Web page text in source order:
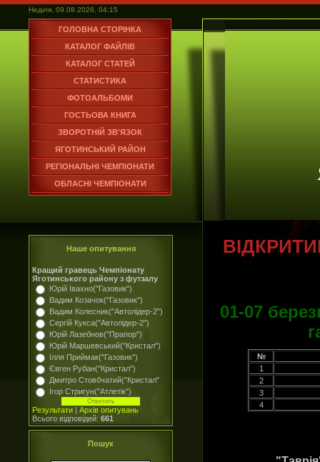
Неділя, 09.08.2026, 04:15
ГОЛОВНА СТОРІНКА
КАТАЛОГ ФАЙЛІВ
КАТАЛОГ СТАТЕЙ
СТАТИСТИКА
ФОТОАЛЬБОМИ
ГОСТЬОВА КНИГА
ЗВОРОТНІЙ ЗВ'ЯЗОК
ЯГОТИНСЬКИЙ РАЙОН
РЕГІОНАЛЬНІ ЧЕМПІОНАТИ
ОБЛАСНІ ЧЕМПІОНАТИ
Наше опитування
Кращий гравець Чемпіонату
Яготинського району з футзалу
Юрій Івахно("Газовик")
Вадим Козачок("Газовик")
Вадим Колесник("Автолідер-2")
Сергій Кукса("Автолідер-2")
Юрій Лазебнов("Прапор")
Юрій Маршевський("Кристал")
Ілля Приймак("Газовик")
Євген Рубан("Кристал")
Дмитро Стовбчатий("Кристал"
Ігор Стригун("Атлетік")
Результати | Архів опитувань
Всього відповідей: 661
Пошук
01-07
№
1
2
3
4